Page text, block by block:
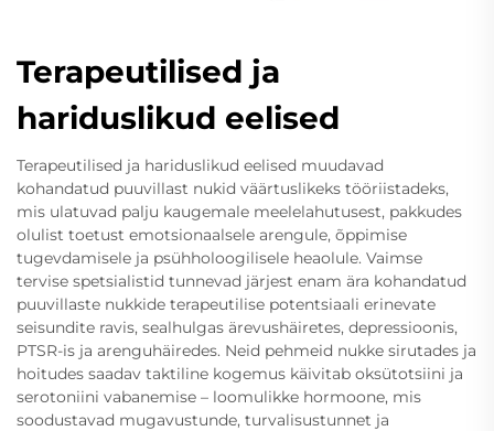
Terapeutilised ja
hariduslikud eelised
Terapeutilised ja hariduslikud eelised muudavad
kohandatud puuvillast nukid väärtuslikeks tööriistadeks,
mis ulatuvad palju kaugemale meelelahutusest, pakkudes
olulist toetust emotsionaalsele arengule, õppimise
tugevdamisele ja psühholoogilisele heaolule. Vaimse
tervise spetsialistid tunnevad järjest enam ära kohandatud
puuvillaste nukkide terapeutilise potentsiaali erinevate
seisundite ravis, sealhulgas ärevushäiretes, depressioonis,
PTSR-is ja arenguhäiredes. Neid pehmeid nukke sirutades ja
hoitudes saadav taktiline kogemus käivitab oksütotsiini ja
serotoniini vabanemise – loomulikke hormoone, mis
soodustavad mugavustunde, turvalisustunnet ja